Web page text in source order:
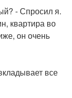
- Спросил я.
квартира во
он очень
все